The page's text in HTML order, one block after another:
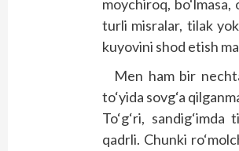
moychiroq,
turli misralar, tilak
kuyovini shod etish
Men ham bir
to‘yida sovg‘a
To‘g‘ri,
qadrli. Chunki